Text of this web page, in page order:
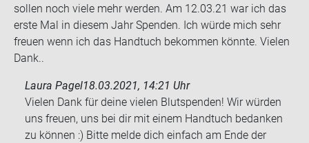
sol­len noch viele mehr wer­den. Am 12.03.21 war ich das
erste Mal in die­sem Jahr Spen­den. Ich würde mich sehr
freu­en wenn ich das Hand­tuch be­kom­men könn­te. Vie­len
Dank..
Laura Pagel18.03.2021, 14:21 Uhr
Vielen Dank für deine vielen Blutspenden! Wir würden
uns freuen, uns bei dir mit einem Handtuch bedanken
zu können :) Bitte melde dich einfach am Ende der